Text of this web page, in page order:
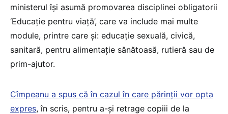
ministerul îşi asumă promovarea disciplinei obligatorii
‘Educaţie pentru viaţă’, care va include mai multe
module, printre care şi: educaţie sexuală, civică,
sanitară, pentru alimentaţie sănătoasă, rutieră sau de
prim-ajutor.
Cîmpeanu a spus că în cazul în care părinţii vor opta
expres, în scris, pentru a-şi retrage copiii de la